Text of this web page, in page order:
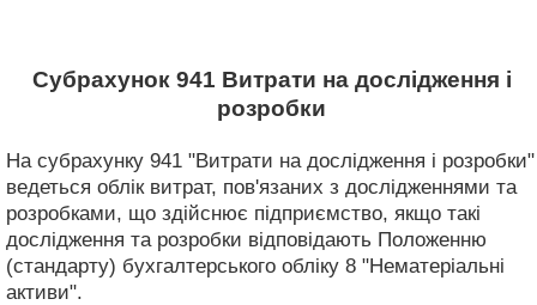
Субрахунок 941 Витрати на дослідження і
розробки
На субрахунку 941 "Витрати на дослідження і розробки"
ведеться облік витрат, пов'язаних з дослідженнями та
розробками, що здійснює підприємство, якщо такі
дослідження та розробки відповідають Положенню
(стандарту) бухгалтерського обліку 8 "Нематеріальні
активи".